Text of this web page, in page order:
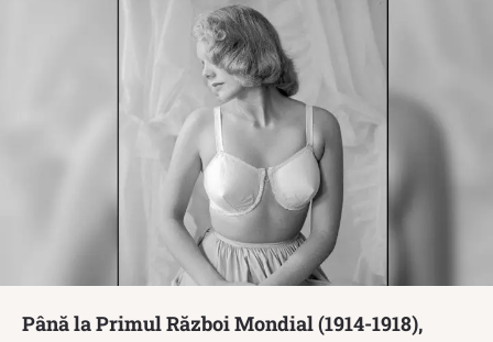
Până la Primul Război Mondial (1914-1918),